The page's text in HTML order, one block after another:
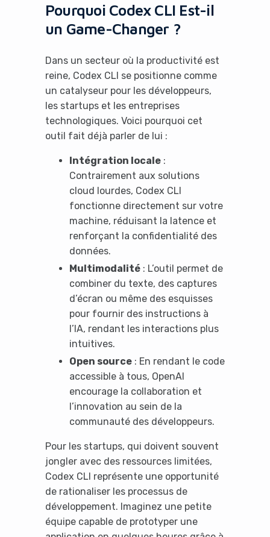
Pourquoi Codex CLI Est-il
un Game-Changer ?
Dans un secteur où la productivité est
reine, Codex CLI se positionne comme
un catalyseur pour les développeurs,
les startups et les entreprises
technologiques. Voici pourquoi cet
outil fait déjà parler de lui :
Intégration locale:
Contrairement aux solutions
cloud lourdes, Codex CLI
fonctionne directement sur votre
machine, réduisant la latence et
renforçant la confidentialité des
données.
Multimodalité: L’outil permet de
combiner du texte, des captures
d’écran ou même des esquisses
pour fournir des instructions à
l’IA, rendant les interactions plus
intuitives.
Open source: En rendant le code
accessible à tous, OpenAI
encourage la collaboration et
l’innovation au sein de la
communauté des développeurs.
Pour les startups, qui doivent souvent
jongler avec des ressources limitées,
Codex CLI représente une opportunité
de rationaliser les processus de
développement. Imaginez une petite
équipe capable de prototyper une